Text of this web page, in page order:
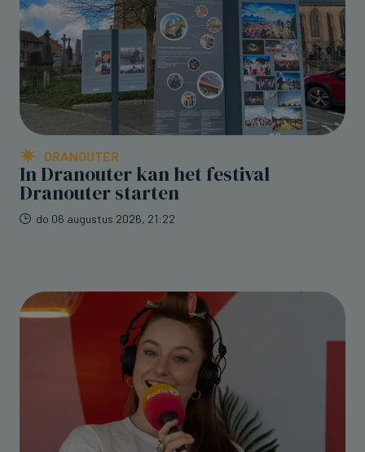
DRANOUTER
In Dranouter kan het festival
Dranouter starten
do 06 augustus 2026, 21:22